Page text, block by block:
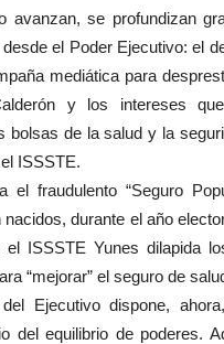
avanzan, se profundizan
el Poder Ejecutivo: el
mediática para
y los intereses
bolsas de la salud y la
ISSSTE.
fraudulento “Seguro
nacidos, durante el año
ISSSTE Yunes dilapida
“mejorar” el seguro de
Ejecutivo dispone,
del equilibrio de poderes.